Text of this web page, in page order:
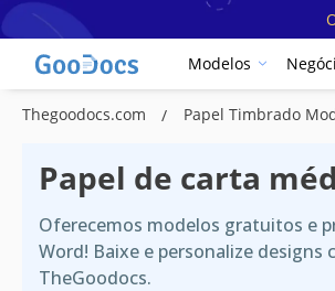
Modelos
Thegoodocs.com Papel Timbrado
Papel de carta
Oferecemos modelos gratuitos e
Word! Baixe e personalize
TheGoodocs.